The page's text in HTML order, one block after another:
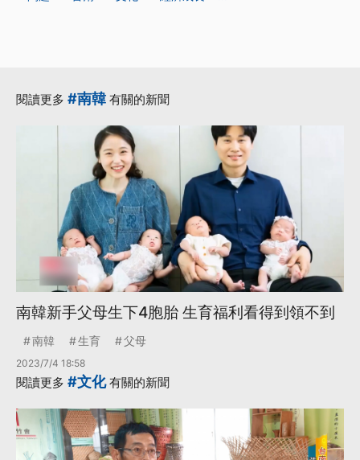
閱讀更多 #南韓 有關的新聞
南韓新手父母生下4胞胎 生育福利看得到領不到
南韓 生育 父母
2023/7/4 18:58
閱讀更多 #文化有關的新聞